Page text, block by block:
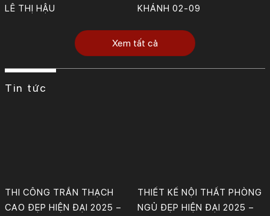
LÊ THỊ HẬU KHÁNH 02-09
Xem tất cả
Tin tức
THI CÔNG TRẦN THẠCH
CAO ĐẸP HIỆN ĐẠI 2025 –
THIẾT KẾ NỘI THẤT PHÒNG
NGỦ ĐẸP HIỆN ĐẠI 2025 –